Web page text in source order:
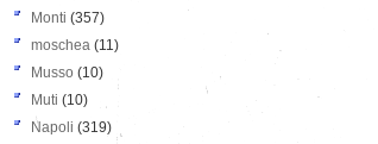
Monti (357)
moschea (11)
Musso (10)
Muti (10)
Napoli (319)